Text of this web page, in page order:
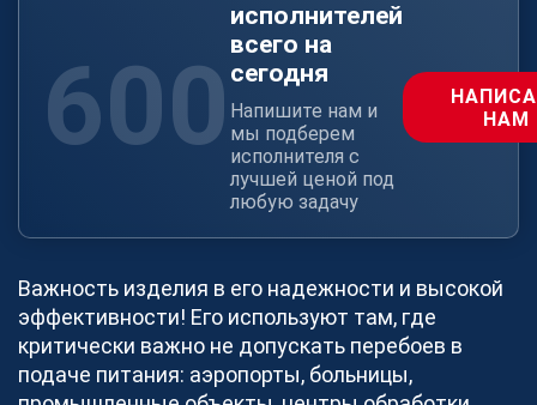
Для партнеров
Хотите работать с COMETAL?
Станьте партнером, и вы сможете выбрать любые
заказы.
Открытые заявки 28
Стать партнером просто
Мы помогаем получать больше целевых заказов,
600
исполнителей
всего на
сегодня
Напишите нам и
мы подберем
исполнителя с
лучшей ценой под
любую задачу
НАМ
Важность изделия в его надежности и высокой
эффективности! Его используют там, где
критически важно не допускать перебоев в
подаче питания: аэропорты, больницы,